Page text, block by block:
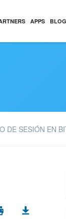
APPS BLOG
DE SESIÓN EN